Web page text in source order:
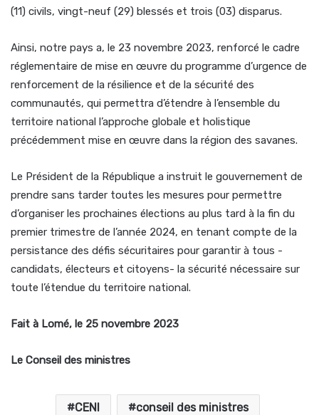
(11) civils, vingt-neuf (29) blessés et trois (03) disparus.
Ainsi, notre pays a, le 23 novembre 2023, renforcé le cadre
réglementaire de mise en œuvre du programme d’urgence de
renforcement de la résilience et de la sécurité des
communautés, qui permettra d’étendre à l’ensemble du
territoire national l’approche globale et holistique
précédemment mise en œuvre dans la région des savanes.
Le Président de la République a instruit le gouvernement de
prendre sans tarder toutes les mesures pour permettre
d’organiser les prochaines élections au plus tard à la fin du
premier trimestre de l’année 2024, en tenant compte de la
persistance des défis sécuritaires pour garantir à tous -
candidats, électeurs et citoyens- la sécurité nécessaire sur
toute l’étendue du territoire national.
Fait à Lomé, le 25 novembre 2023
Le Conseil des ministres
CENI conseil des ministres